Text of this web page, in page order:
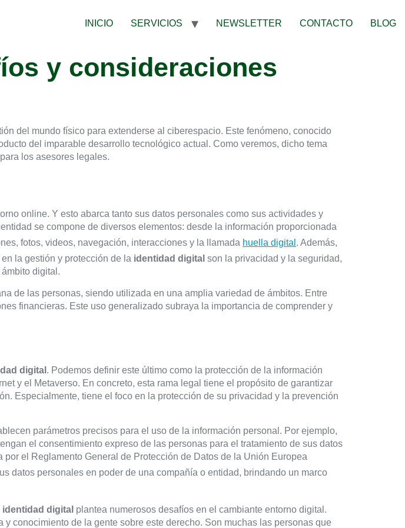
INICIO SERVICIOS NEWSLETTER CONTACTO BLOG
y consideraciones
del mundo físico para extenderse al ciberespacio. Este fenómeno, conocido
del imparable desarrollo tecnológico actual. Como veremos, dicho tema
los asesores legales.
online. Y esto abarca tanto sus datos personales como sus actividades y
se compone de diversos elementos: desde la información proporcionada
fotos, videos, navegación, interacciones y la llamada huella digital . Además,
la gestión y protección de la identidad digital son la privacidad y la seguridad,
digital.
de las personas, siendo utilizada en una amplia variedad de ámbitos. Entre
financieras. Este uso generalizado subraya la importancia de comprender y
digital . Podemos definir este último como la protección de la información
y el Metaverso. En concreto, esta rama legal tiene el propósito de garantizar
Especialmente, tiene el foco en la protección de su privacidad y la prevención
parámetros precisos para el uso de la información personal. Por ejemplo,
el consentimiento expreso de las personas para el tratamiento de sus datos
el Reglamento General de Protección de Datos de la Unión Europea
datos personales en poder de una compañía o entidad, brindando un marco
identidad digital plantea numerosos desafíos en el cambiante entorno digital.
conocimiento de la gente sobre este derecho. Son muchas las personas que